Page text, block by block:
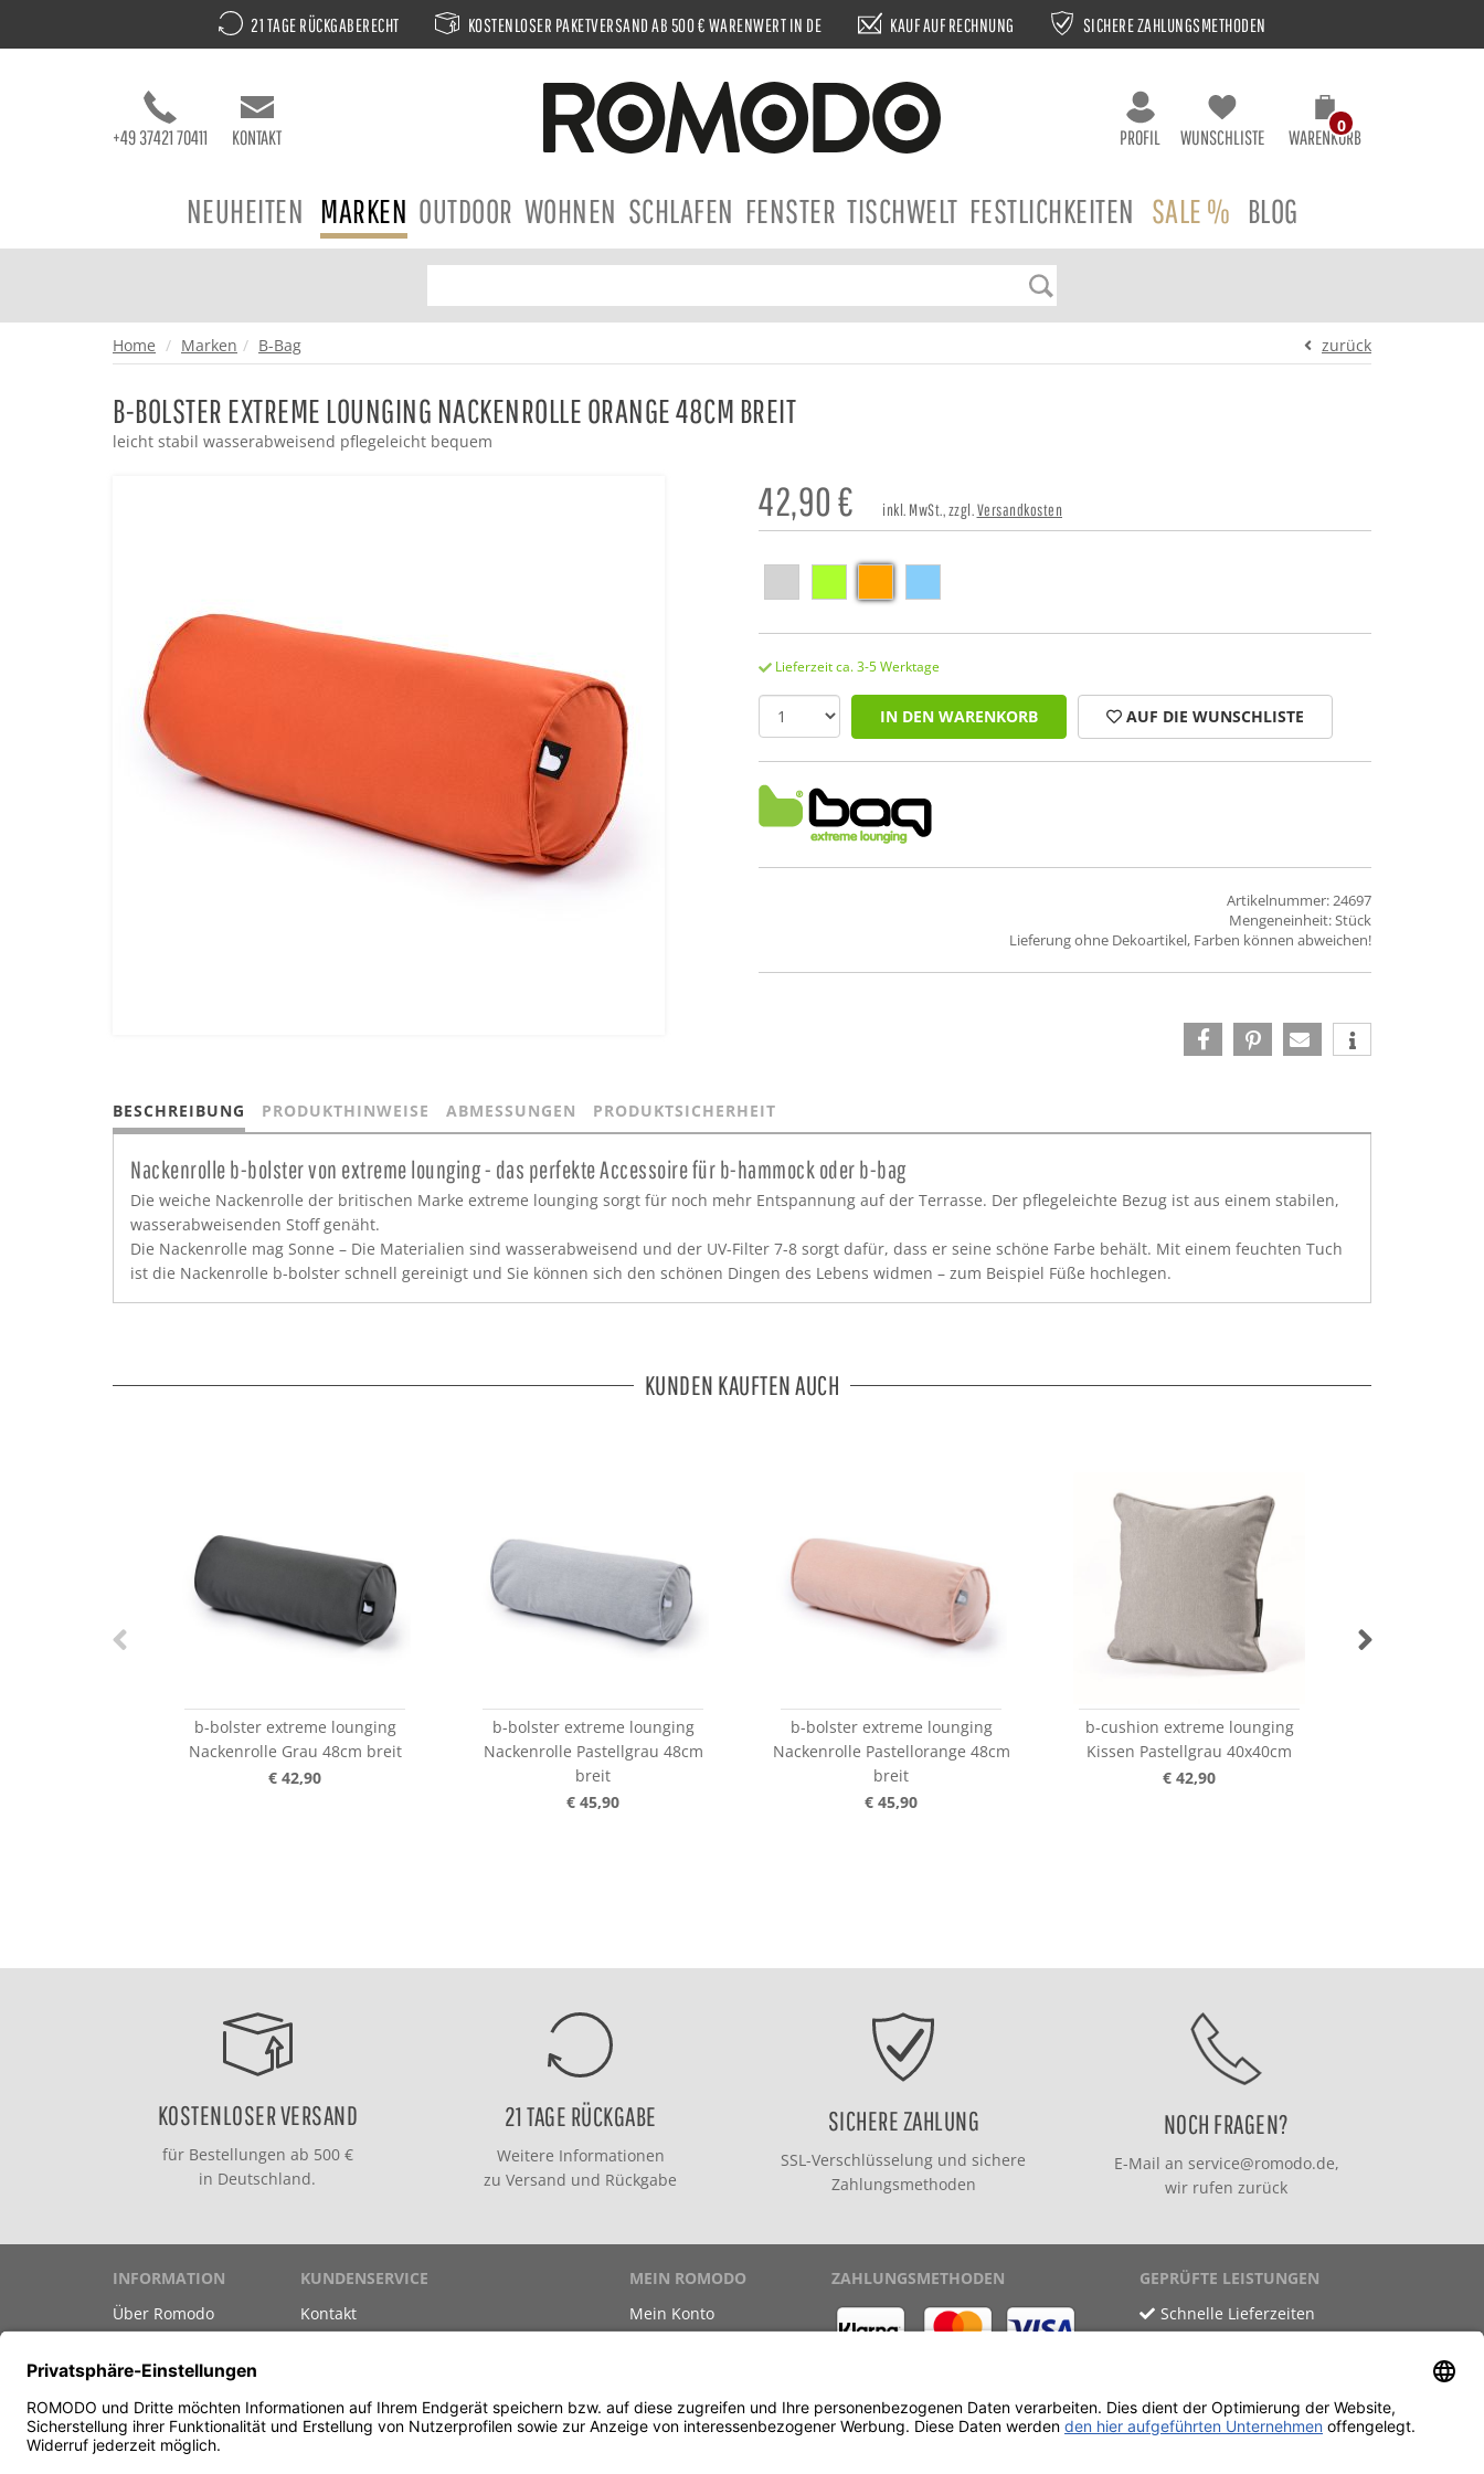
21 TAGE RÜCKGABERECHT KOSTENLOSER PAKETVERSAND AB 500 € WARENWERT IN DE KAUF AUF RECHNUNG SICHERE ZAHLUNGSMETHODEN
+49 37421 70411 KONTAKT PROFIL WUNSCHLISTE WARENKORB
0
NEUHEITEN MARKEN OUTDOOR WOHNEN SCHLAFEN FENSTER TISCHWELT FESTLICHKEITEN SALE % BLOG
Home Marken B-Bag zurück
B-BOLSTER EXTREME LOUNGING NACKENROLLE ORANGE 48CM BREIT
leicht stabil wasserabweisend pflegeleicht bequem
42,90€ inkl. MwSt., zzgl.Versandkosten
Lieferzeit ca. 3-5 Werktage
IN DEN WARENKORB AUF DIE WUNSCHLISTE
Artikelnummer: 24697
Mengeneinheit: Stück
Lieferung ohne Dekoartikel, Farben können abweichen!
BESCHREIBUNG PRODUKTHINWEISE ABMESSUNGEN PRODUKTSICHERHEIT
Nackenrolle b-bolster von extreme lounging - das perfekte Accessoire für b-hammock oder b-bag
Die weiche Nackenrolle der britischen Marke extreme lounging sorgt für noch mehr Entspannung auf der Terrasse. Der pflegeleichte Bezug ist aus einem stabilen,
wasserabweisenden Stoff genäht.
Die Nackenrolle mag Sonne – Die Materialien sind wasserabweisend und der UV-Filter 7-8 sorgt dafür, dass er seine schöne Farbe behält. Mit einem feuchten Tuch
ist die Nackenrolle b-bolster schnell gereinigt und Sie können sich den schönen Dingen des Lebens widmen – zum Beispiel Füße hochlegen.
KUNDEN KAUFTEN AUCH
b-bolster extreme lounging
Nackenrolle Grau 48cm breit
€ 42,90
b-bolster extreme lounging
Nackenrolle Pastellgrau 48cm
breit
€ 45,90
b-bolster extreme lounging
Nackenrolle Pastellorange 48cm
breit
€ 45,90
b-cushion extreme lounging
Kissen Pastellgrau 40x40cm
€ 42,90
KOSTENLOSER VERSAND
für Bestellungen ab 500 €
in Deutschland.
21 TAGE RÜCKGABE
Weitere Informationen
zuVersand und Rückgabe
SICHERE ZAHLUNG
SSL-Verschlüsselung und sichere
Zahlungsmethoden
NOCH FRAGEN?
E-Mail an service@romodo.de,
wir rufen zurück
INFORMATION
Über Romodo
Datenschutz
Unsere AGB
Impressum
KUNDENSERVICE
Kontakt
Newsletter
Teilnahmebedingungen Gewinnspiel
MEIN ROMODO
Mein Konto
ZAHLUNGSMETHODEN
GEPRÜFTE LEISTUNGEN
Schnelle Lieferzeiten
SSL-Verschlüsselung